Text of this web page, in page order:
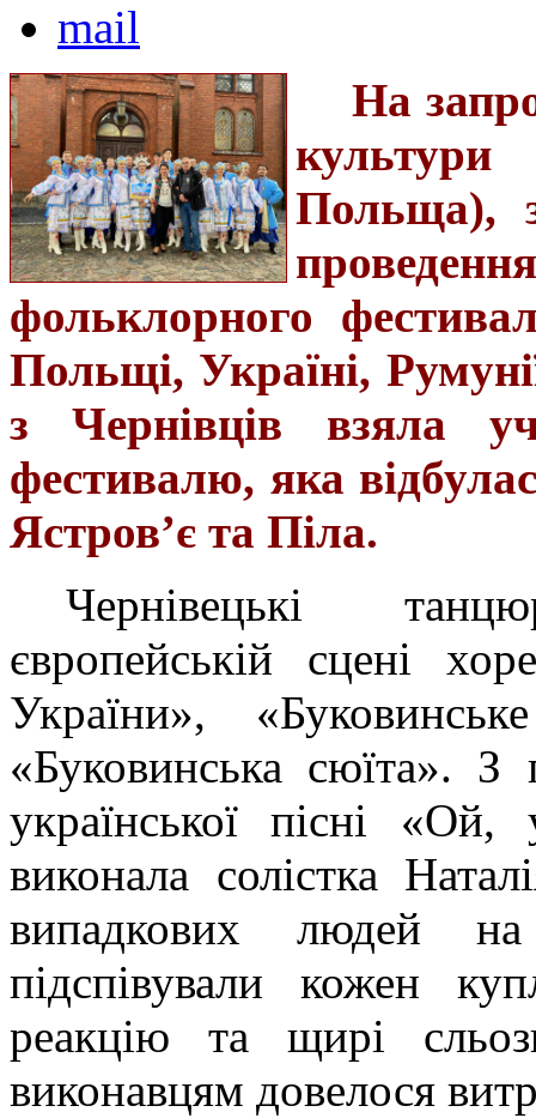
На
Польща),
фольклорного
Польщі, Україні,
з Чернівців взяла
фестивалю, яка
Ястров’є та Піла.
Чернівецькі
європейській сцені
України»,
«Буковинська сюїта». З
української пісні
виконала солістка
випадкових людей на
підспівували кожен
реакцію та щирі
виконавцям довелося